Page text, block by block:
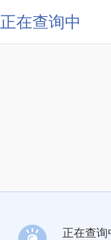
正在查询中
正在查询